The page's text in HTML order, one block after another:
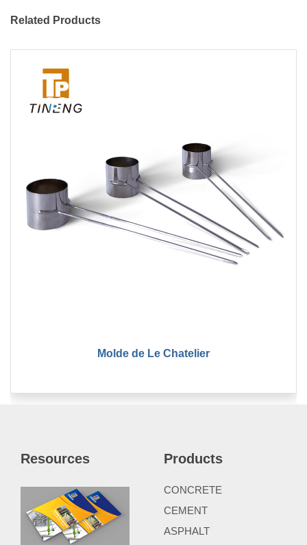
Related Products
Molde de Le Chatelier
Resources Products
CONCRETE
CEMENT
ASPHALT